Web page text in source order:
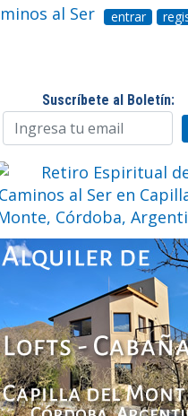
entrar
Suscríbete al Boletín: